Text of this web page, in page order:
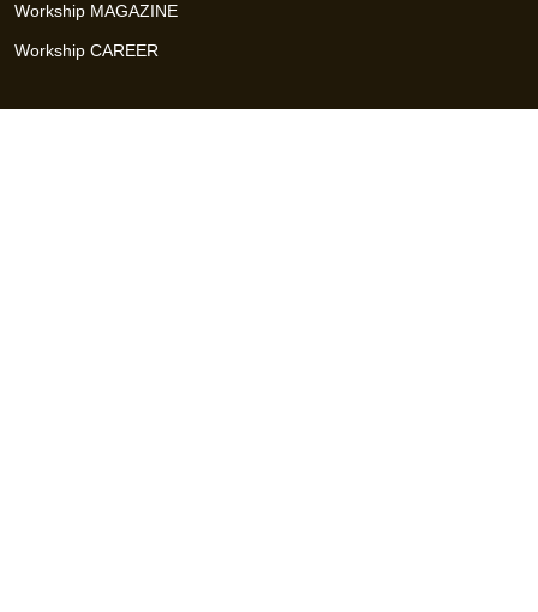
Workship MAGAZINE
Workship CAREER